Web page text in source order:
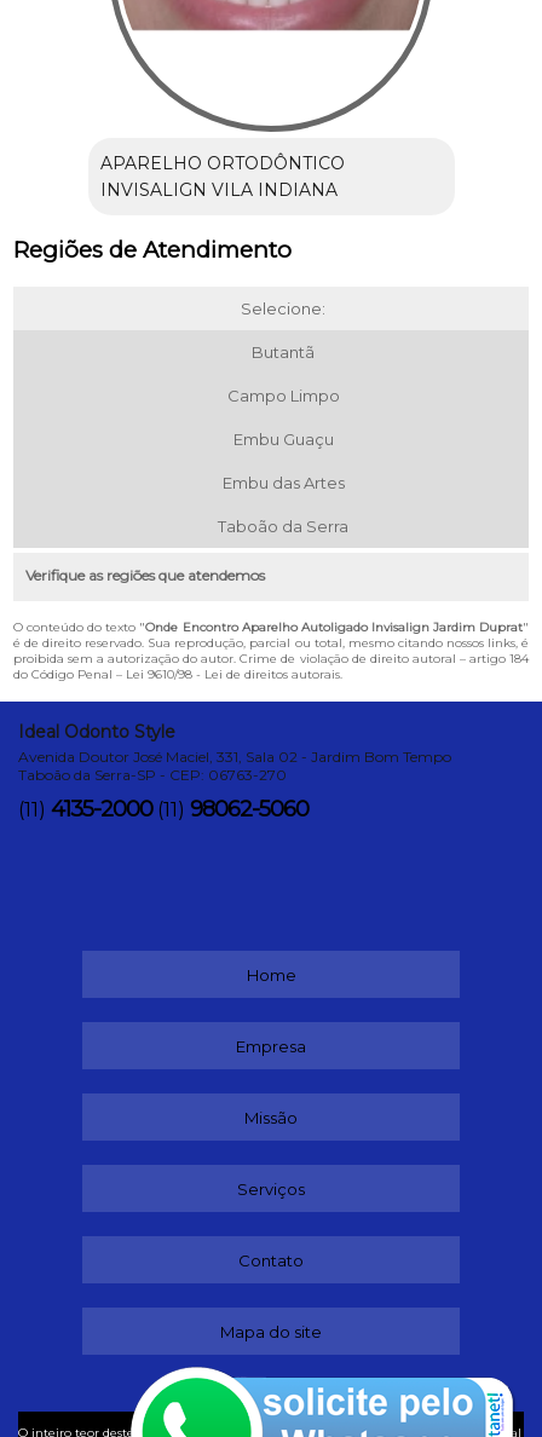
APARELHO ORTODÔNTICO
INVISALIGN VILA INDIANA
Regiões de Atendimento
Selecione:
Butantã
Campo Limpo
Embu Guaçu
Embu das Artes
Taboão da Serra
Verifique as regiões que atendemos
O conteúdo do texto "Onde Encontro Aparelho Autoligado Invisalign Jardim Duprat"
é de direito reservado. Sua reprodução, parcial ou total, mesmo citando nossos links, é
proibida sem a autorização do autor. Crime de violação de direito autoral – artigo 184
do Código Penal – Lei 9610/98 - Lei de direitos autorais.
Ideal Odonto Style
Avenida Doutor José Maciel, 331, Sala 02 - Jardim Bom Tempo
Taboão da Serra-SP - CEP: 06763-270
(11) 4135-2000 (11) 98062-5060
Home
Empresa
Missão
Serviços
Contato
Mapa do site
O inteiro teor deste site está sujeito à proteção de direitos autorais. Copyright Ideal